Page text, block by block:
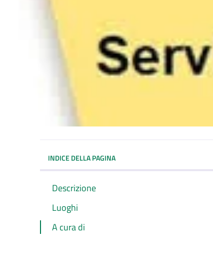
INDICE DELLA PAGINA
Descrizione
Luoghi
A cura di